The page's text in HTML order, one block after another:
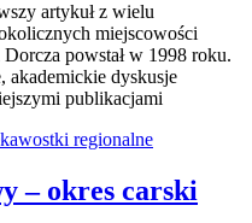
artykuł z wielu
miejscowości
powstał w 1998 roku.
akademickie dyskusje
publikacjami
regionalne
– okres carski